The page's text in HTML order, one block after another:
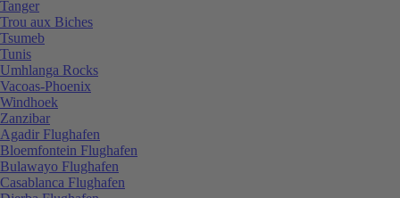
Tanger
Trou aux Biches
Tsumeb
Tunis
Umhlanga Rocks
Vacoas-Phoenix
Windhoek
Zanzibar
Agadir Flughafen
Bloemfontein Flughafen
Bulawayo Flughafen
Casablanca Flughafen